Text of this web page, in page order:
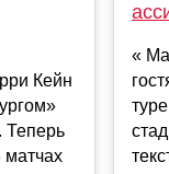
Кейн
Теперь
матчах
«